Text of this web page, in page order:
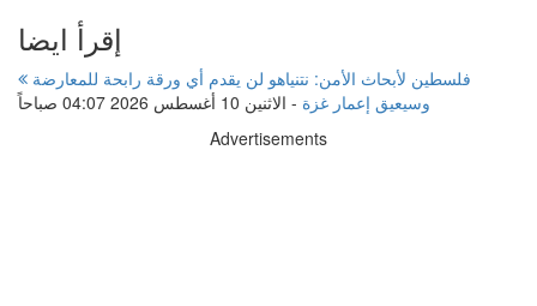
إقرأ ايضا
وسيعيق إعمار غزة - الاثنين 10 أغسطس 2026 04:07 صباحاً
Advertisements